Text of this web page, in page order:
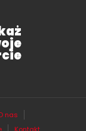
nas